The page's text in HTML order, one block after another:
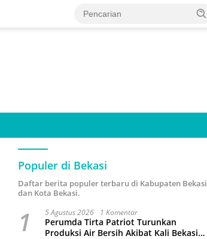
Populer di Bekasi
Daftar berita populer terbaru di Kabupaten Bekasi
dan Kota Bekasi.
1 5 Agustus 2026 1 Komentar
Perumda Tirta Patriot Turunkan
Produksi Air Bersih Akibat Kali Bekasi